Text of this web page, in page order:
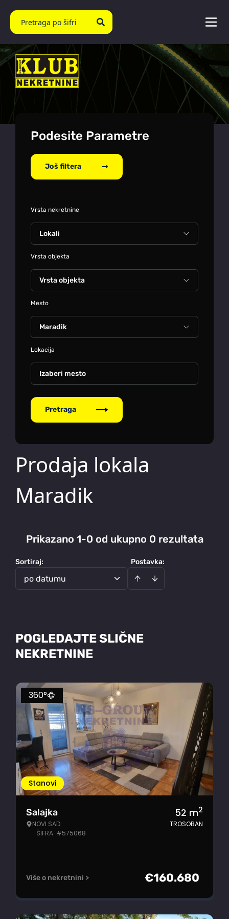
Podesite Parametre
Još filtera
Vrsta nekretnine
Vrsta objekta
Mesto
Lokacija
Izaberi mesto
Pretraga
Prodaja lokala
Maradik
Prikazano 1-0 od ukupno 0 rezultata
Postavka:
Sortiraj:
po datumu
POGLEDAJTE SLIČNE
NEKRETNINE
Stanovi
360°
Salajka
NOVI SAD
ŠIFRA: #575068
52 m2
TROSOBAN
Više o nekretnini > €160.680